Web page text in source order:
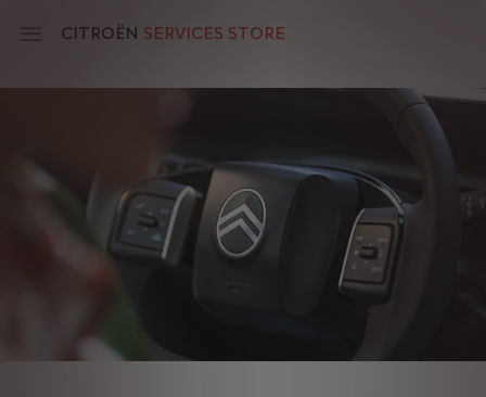
CITROËN SERVICES STORE